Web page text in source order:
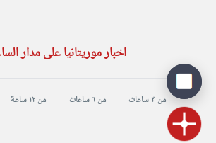
اخبار موريتانيا على مدار
من ٣ ساعات من ٦ ساعات من ١٢ ساعة